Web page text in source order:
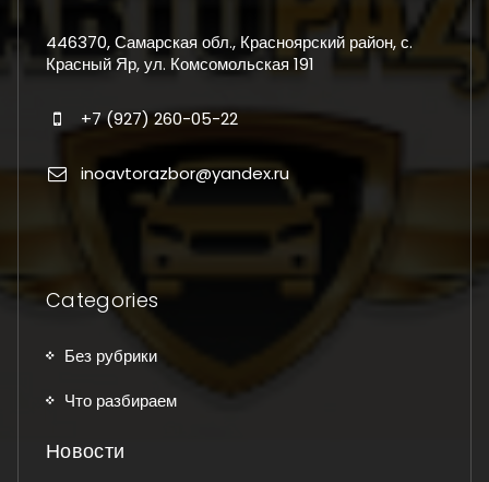
446370, Самарская обл., Красноярский район, с.
Красный Яр, ул. Комсомольская 191
+7 (927) 260-05-22
inoavtorazbor@yandex.ru
Categories
Без рубрики
Что разбираем
Новости